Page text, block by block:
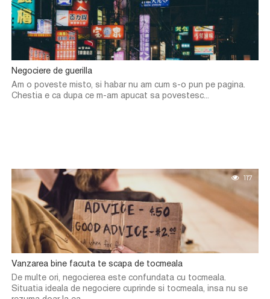
Negociere de guerilla
Am o poveste misto, si habar nu am cum s-o pun pe pagina.
Chestia e ca dupa ce m-am apucat sa povestesc...
117
Vanzarea bine facuta te scapa de tocmeala
De multe ori, negocierea este confundata cu tocmeala.
Situatia ideala de negociere cuprinde si tocmeala, insa nu se